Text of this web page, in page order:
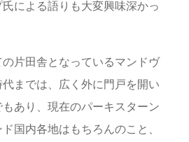
による語りも大変興味深かっ
片田舎となっているマンドヴ
までは、広く外に門戸を開い
あり、現在のパーキスターン
国内各地はもちろんのこと、